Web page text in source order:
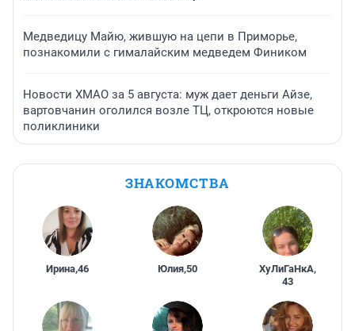
Медведицу Майю, жившую на цепи в Приморье,
познакомили с гималайским медведем Фиником
Новости ХМАО за 5 августа: муж дает деньги Айзе,
вартовчанин оголился возле ТЦ, откроются новые
поликлиники
ЗНАКОМСТВА
Ирина,46 Юлия,50 ХуЛиГаНкА,
43